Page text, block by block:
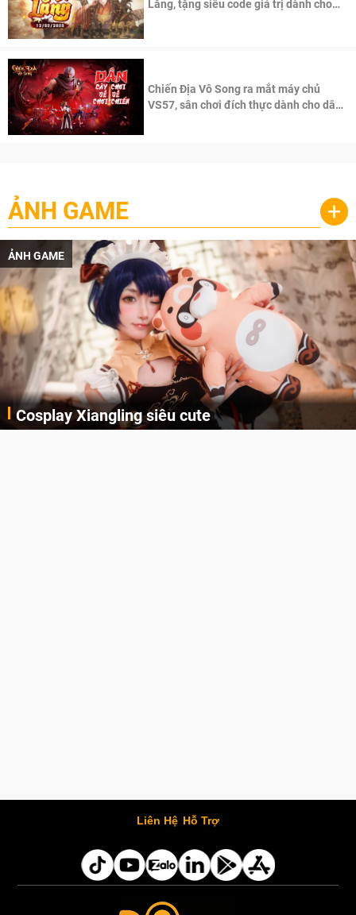
Lăng, tặng siêu code giá trị dành cho
Chiến Địa Vô Song ra mắt máy chủ
VS57, sân chơi đích thực dành cho dân
ẢNH GAME +
ẢNH GAME
Cosplay Xiangling siêu cute
Liên Hệ Hỗ Trợ